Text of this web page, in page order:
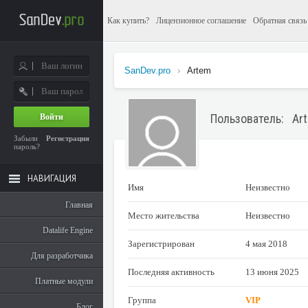
Как купить? Лицензионное соглашение Обратная связь
SanDev.pro › Artem
Пользователь:
Имя Неизвестно
Место жительства Неизвестно
Зарегистрирован 4 мая 2018
Последняя активность 13 июня 2025
Группа VIP
Войти
Регистрация
Забыли
пароль?
НАВИГАЦИЯ
Главная
Datalife Engine
Для разработчика
Платные модули